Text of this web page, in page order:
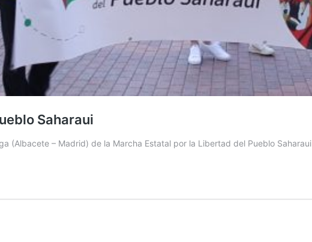
Saharaui
(Albacete – Madrid) de la Marcha Estatal por la Libertad del Pueblo Saharaui